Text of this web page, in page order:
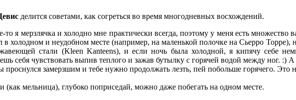
делится советами, как согреться во время многодневных восхождений.
то я мерзлячка и холодно мне практически всегда, поэтому у меня есть множество
в холодном и неудобном месте (например, на маленькой полочке на Сьерро
стали (Kleen Kanteens), и если ночь была холодной, я кипячу себе
себя чувствовать выпив теплого и зажав бутылку с горячей водой между ног. :)
проснулся замерзшим и тебе нужно продолжать лезть, пей побольше горячего. Это
мельница), глубоко поприседай, можно даже побегать на одном месте.